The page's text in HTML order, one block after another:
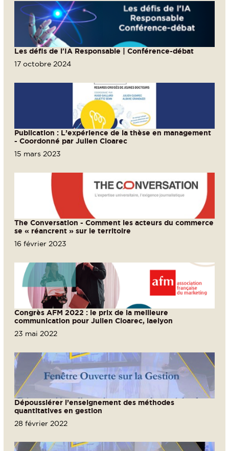
Les défis de l'IA Responsable | Conférence-débat
17 octobre 2024
Publication : L’expérience de la thèse en management
- Coordonné par Julien Cloarec
15 mars 2023
The Conversation - Comment les acteurs du commerce
se « réancrent » sur le territoire
16 février 2023
Congrès AFM 2022 : le prix de la meilleure
communication pour Julien Cloarec, iaelyon
23 mai 2022
Dépoussiérer l’enseignement des méthodes
quantitatives en gestion
28 février 2022